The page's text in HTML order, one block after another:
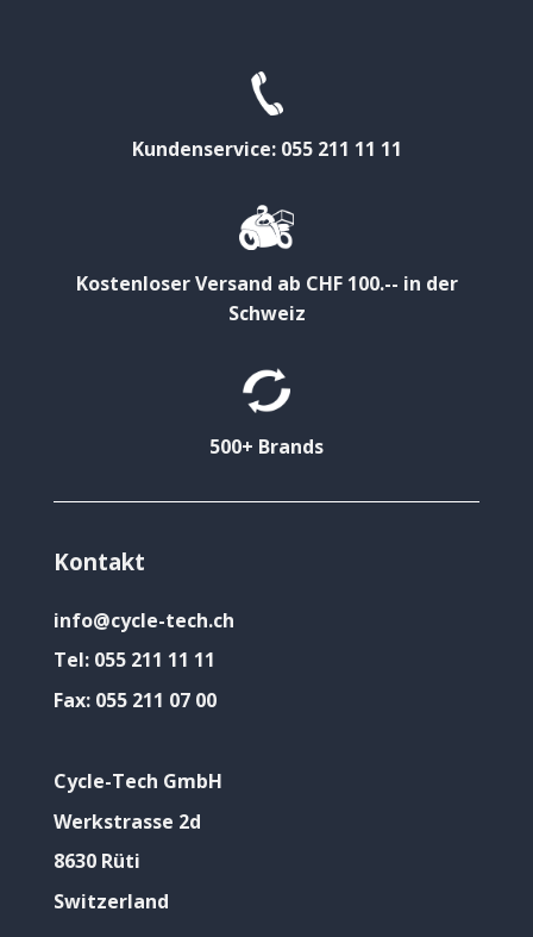
Kundenservice: 055 211 11 11
Kostenloser Versand ab CHF 100.-- in der
Schweiz
500+ Brands
Kontakt
info@cycle-tech.ch
Tel: 055 211 11 11
Fax: 055 211 07 00
Cycle-Tech GmbH
Werkstrasse 2d
8630 Rüti
Switzerland